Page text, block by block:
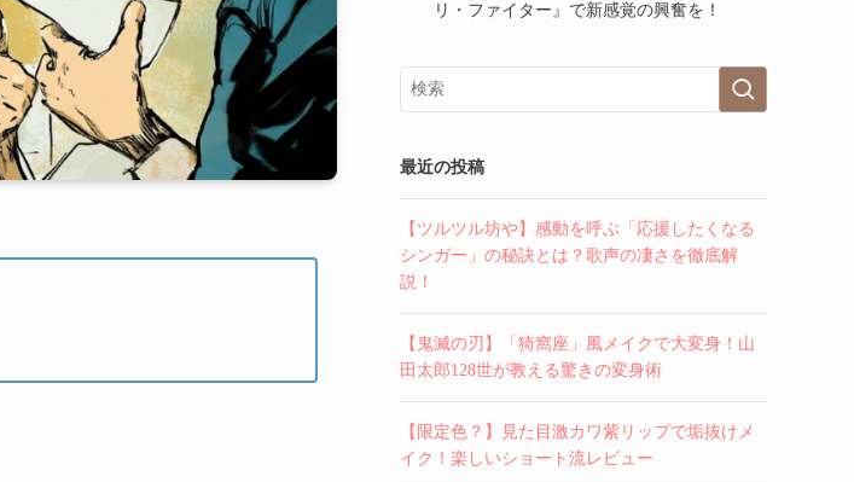
リ・ファイター』で新感覚の興奮を！
最近の投稿
【ツルツル坊や】感動を呼ぶ「応援したくなる
シンガー」の秘訣とは？歌声の凄さを徹底解
説！
【鬼滅の刃】「猗窩座」風メイクで大変身！山
田太郎128世が教える驚きの変身術
【限定色？】見た目激カワ紫リップで垢抜けメ
イク！楽しいショート流レビュー